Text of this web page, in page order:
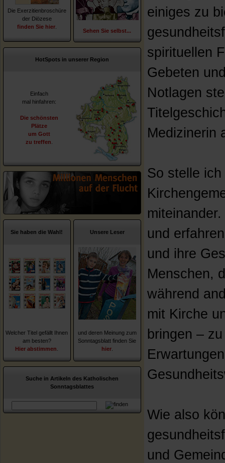
Die Exerzitienbroschüre
der Diözese
finden Sie hier
Sehen Sie selbst...
HotSpots in unserer Region
Einfach
mal hinfahren:
Die schönsten
Plätze
um Gott
zu treffen
Sie haben die Wahl!
Welcher Titel gefällt Ihnen
am besten?
Hier abstimmen
Unsere Leser
und deren Meinung zum
Sonntagsblatt finden Sie
hier
Suche in Artikeln des Katholischen
Sonntagsblattes
einiges zu
spirituellen
Gebeten
Notlagen
Medizinerin
So stelle
und
und ihre
Menschen,
während
mit Kirche
bringen –
Wie also
und